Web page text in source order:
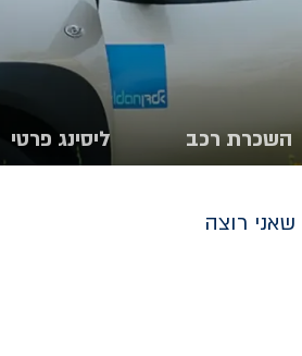
השכרת רכב ליסינג פרטי
רוצה